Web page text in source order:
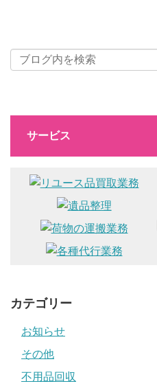
サービス
カテゴリー
お知らせ
その他
不用品回収